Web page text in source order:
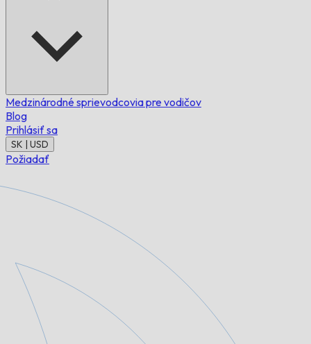
Medzinárodné sprievodcovia pre vodičov
Blog
Prihlásiť sa
SK | USD
Požiadať